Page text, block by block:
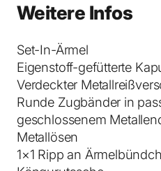
g
t
B
l
u
e
M
e
Weitere Infos
Set-In-Ärmel
Eigenstoff-gefütterte
Verdeckter
Runde Zugbänder in
geschlossenem
Metallösen
1×1 Ripp an